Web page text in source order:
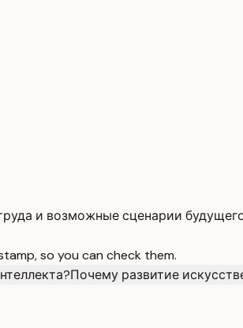
и возможные сценарии
so you can check them.
Почему развитие